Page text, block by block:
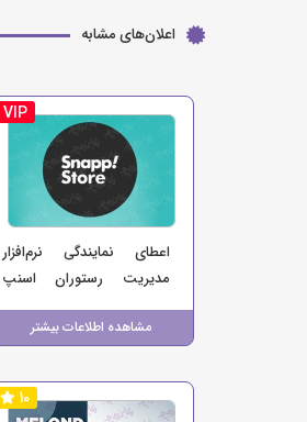
اعلان‌های مشابه
VIP
اعطای نمایندگی نرم‌افزار
مدیریت رستوران اسنپ
استور | فرصت همکاری با
برند اسنپ
مشاهده اطلاعات بیشتر
10